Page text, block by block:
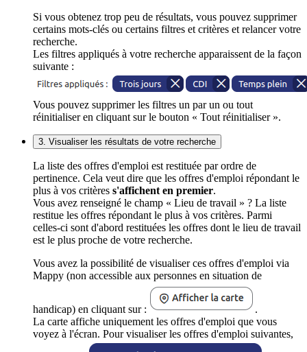
Si vous obtenez trop peu de résultats, vous pouvez supprimer
certains mots-clés ou certains filtres et critères et relancer votre
recherche.
Les filtres appliqués à votre recherche apparaissent de la façon
suivante :
Vous pouvez supprimer les filtres un par un ou tout
réinitialiser en cliquant sur le bouton « Tout réinitialiser ».
3. Visualiser les résultats de votre recherche
La liste des offres d'emploi est restituée par ordre de
pertinence. Cela veut dire que les offres d'emploi répondant le
plus à vos critères s'affichent en premier.
Vous avez renseigné le champ « Lieu de travail » ? La liste
restitue les offres répondant le plus à vos critères. Parmi
celles-ci sont d'abord restituées les offres dont le lieu de travail
est le plus proche de votre recherche.
Vous avez la possibilité de visualiser ces offres d'emploi via
Mappy (non accessible aux personnes en situation de
handicap) en cliquant sur :
.
La carte affiche uniquement les offres d'emploi que vous
voyez à l'écran. Pour visualiser les offres d'emploi suivantes,